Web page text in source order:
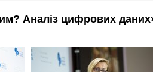
Аналіз цифрових